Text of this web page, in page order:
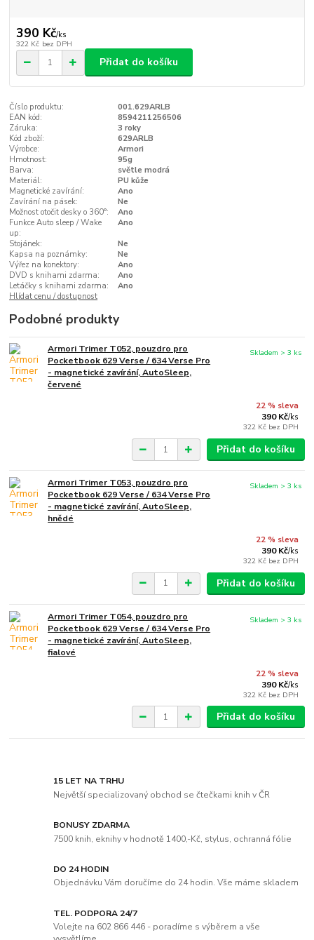
390 Kč/ks
322 Kč bez DPH
Přidat do košíku
Číslo produktu:
001.629ARLB
EAN kód:
8594211256506
Záruka:
3 roky
Kód zboží:
629ARLB
Výrobce:
Armori
Hmotnost:
95g
Barva:
světle modrá
Materiál:
PU kůže
Magnetické zavírání:
Ano
Zavírání na pásek:
Ne
Možnost otočit desky o 360°:
Ano
Funkce Auto sleep / Wake
up:
Ano
Stojánek:
Ne
Kapsa na poznámky:
Ne
Výřez na konektory:
Ano
DVD s knihami zdarma:
Ano
Letáčky s knihami zdarma:
Ano
Hlídat cenu / dostupnost
Podobné produkty
Armori Trimer T052, pouzdro pro
Pocketbook 629 Verse / 634 Verse Pro
- magnetické zavírání, AutoSleep,
červené
22 % sleva
390 Kč/ks
322 Kč bez DPH
Skladem > 3 ks
Přidat do košíku
Armori Trimer T053, pouzdro pro
Pocketbook 629 Verse / 634 Verse Pro
- magnetické zavírání, AutoSleep,
hnědé
22 % sleva
390 Kč/ks
322 Kč bez DPH
Skladem > 3 ks
Přidat do košíku
Armori Trimer T054, pouzdro pro
Pocketbook 629 Verse / 634 Verse Pro
- magnetické zavírání, AutoSleep,
fialové
22 % sleva
390 Kč/ks
322 Kč bez DPH
Skladem > 3 ks
Přidat do košíku
15 LET NA TRHU
Největší specializovaný obchod se čtečkami knih v ČR
BONUSY ZDARMA
7500 knih, eknihy v hodnotě 1400,-Kč, stylus, ochranná fólie
DO 24 HODIN
Objednávku Vám doručíme do 24 hodin. Vše máme skladem
TEL. PODPORA 24/7
Volejte na 602 866 446 - poradíme s výběrem a vše